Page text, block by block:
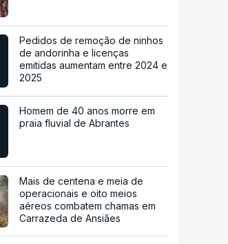
Pedidos de remoção de ninhos
de andorinha e licenças
emitidas aumentam entre 2024 e
2025
Homem de 40 anos morre em
praia fluvial de Abrantes
Mais de centena e meia de
operacionais e oito meios
aéreos combatem chamas em
Carrazeda de Ansiães